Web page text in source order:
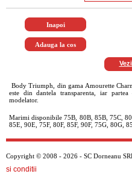
Body Triumph, din gama Amourette
este din dantela transparenta, iar
modelator.
Marimi disponibile 75B, 80B, 85B, 75C,
85E, 90E, 75F, 80F, 85F, 90F, 75G, 80G,
Copyright © 2008 - 2026 - SC Dorneanu
si conditii